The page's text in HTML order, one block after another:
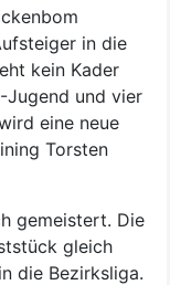
in die
kein Kader
Jugend und vier
eine neue
Torsten
gemeistert. Die
gleich
die Bezirksliga.